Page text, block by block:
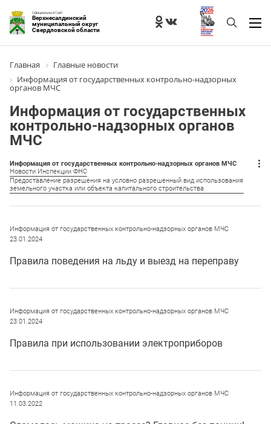
Официальный Сайт
Верхнесалдинский
муниципальный округ
Свердловской области
Главная
Главные новости
Информация от государственных контрольно-надзорных
органов МЧС
Информация от государственных
контрольно-надзорных органов
МЧС
Информация от государственных контрольно-надзорных органов МЧС
Новости Инспекции ФНС
Предоставление разрешения на условно разрешенный вид использования
земельного участка или объекта капитального строительства
Информация от государственных контрольно-надзорных органов МЧС
23.01.2024
Правила поведения на льду и выезд на переправу
Информация от государственных контрольно-надзорных органов МЧС
23.01.2024
Правила при использовании электроприборов
Информация от государственных контрольно-надзорных органов МЧС
11.03.2022